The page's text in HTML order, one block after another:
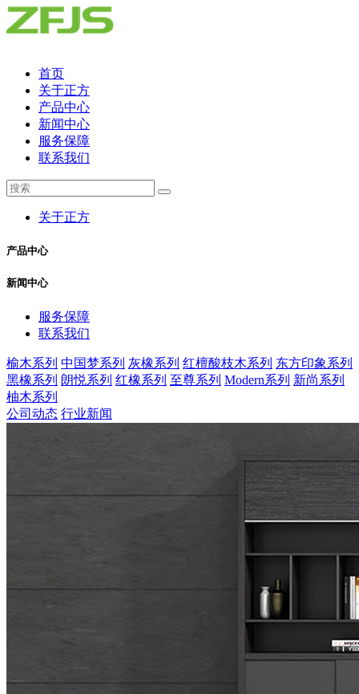
首页
关于正方
产品中心
新闻中心
服务保障
联系我们
关于正方
产品中心
新闻中心
服务保障
联系我们
榆木系列 中国梦系列 灰橡系列 红檀酸枝木系列 东方印象系列
黑橡系列 朗悦系列 红橡系列 至尊系列 Modern系列 新尚系列
柚木系列
公司动态 行业新闻